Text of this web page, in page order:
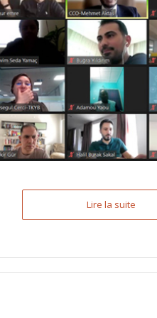
Lire la suite